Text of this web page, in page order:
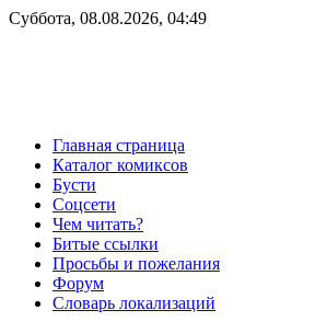
Суббота, 08.08.2026, 04:49
Главная страница
Каталог комиксов
Бусти
Соцсети
Чем читать?
Битые ссылки
Просьбы и пожелания
Форум
Словарь локализаций